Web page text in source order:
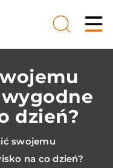
dzień?
swojemu
na co dzień?